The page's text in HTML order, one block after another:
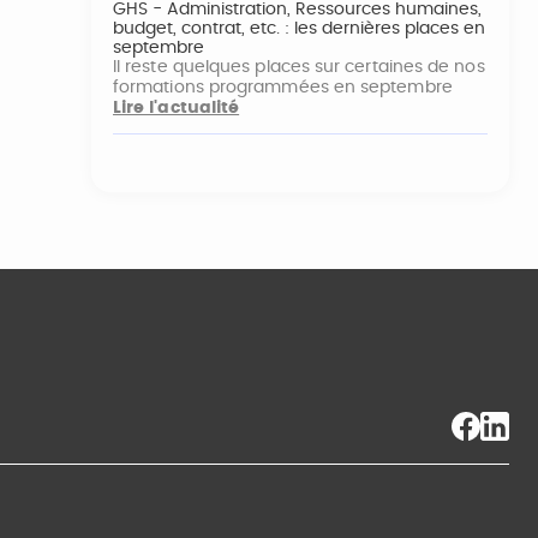
GHS - Administration, Ressources humaines,
budget, contrat, etc. : les dernières places en
septembre
Il reste quelques places sur certaines de nos
formations programmées en septembre
Lire l'actualité